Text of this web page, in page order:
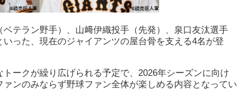
テラン野手）、山﨑伊織投手（先発）、泉口友汰選手
いった、現在のジャイアンツの屋台骨を支える4名が登
ークが繰り広げられる予定で、2026年シーズンに向け
ンのみならず野球ファン全体が楽しめる内容となってい